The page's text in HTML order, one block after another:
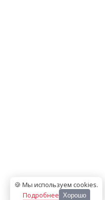
🍪 Мы используем cookies.
Подробнее Хорошо